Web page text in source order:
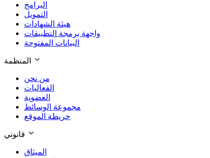
البرامج
التمويل
هيئة الشهادات
واجهة برمجة التطبيقات
البيانات المفتوحة
المنظمة
من نحن
الفعاليات
العضوية
مجموعة الوسائط
خريطة الموقع
قانوني
الميثاق